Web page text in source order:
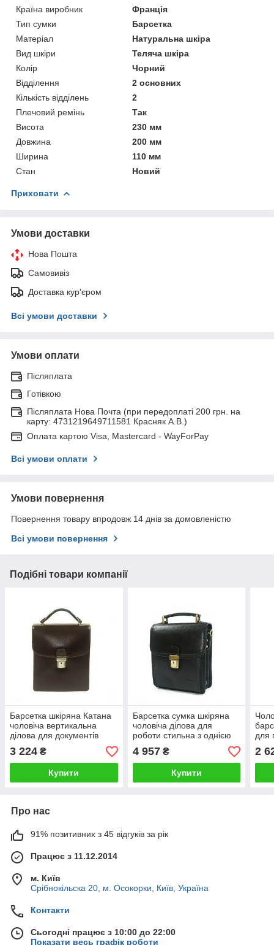
Країна виробник
Франція
Тип сумки
Барсетка
Матеріал
Натуральна шкіра
Вид шкіри
Теляча шкіра
Колір
Чорний
Відділення
2 основних
Кількість відділень
2
Плечовий ремінь
Так
Висота
230 мм
Довжина
200 мм
Ширина
110 мм
Стан
Новий
Приховати
Умови доставки
Нова Пошта
Самовивіз
Доставка кур'єром
Всі умови доставки
Умови оплати
Післяплата
Готівкою
Післяплата Нова Почта (при передоплаті 200 грн. на
карту: 4731219649711581 Красняк А.В.)
Оплата картою Visa, Mastercard - WayForPay
Всі умови оплати
Умови повернення
Повернення товару впродовж 14 днів за домовленістю
Всі умови повернення
Подібні товари компанії
Барсетка шкіряна Катана
чоловіча вертикальна
ділова для документів
3 224 ₴
Купити
Барсетка сумка шкіряна
чоловіча ділова для
роботи стильна з однією
36115
4 957₴
Купити
для
2
Про нас
91% позитивних з 45 відгуків за рік
Працює з 11.12.2014
м. Київ
Срібнокільска 20, м. Осокорки, Київ, Україна
Контакти
Сьогодні працює з 10:00 до 22:00
Показати весь графік роботи